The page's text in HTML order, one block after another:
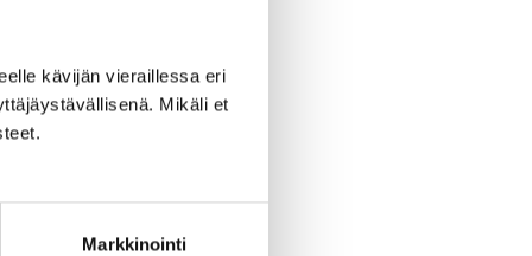
kävijän vieraillessa eri
Mikäli et
Markkinointi